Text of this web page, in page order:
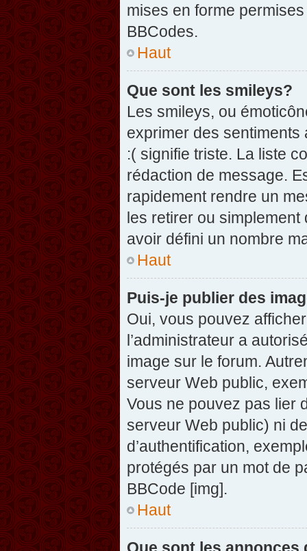
mises en forme
BBCodes.
Haut
Que sont les smileys?
Les smileys, ou
exprimer des
:( signifie triste. La liste
rédaction de message.
rapidement rendre un
les retirer ou simplement
avoir défini un nombre
Haut
Puis-je publier des
Oui, vous pouvez
l’administrateur a
image sur le forum.
serveur Web public,
Vous ne pouvez pas lier
serveur Web public) ni
d’authentification,
protégés par un mot de
BBCode [img].
Haut
Que sont les annonces